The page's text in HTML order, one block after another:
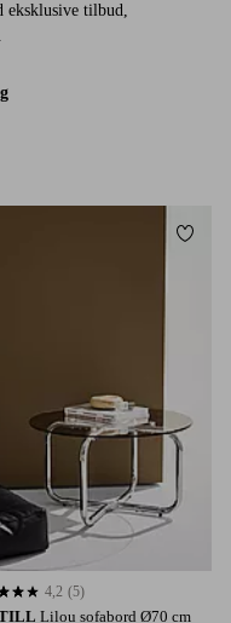
eksklusive tilbud,
Lilou sofabord Ø70 cm
på 5 karaktergivninger
4,2 (5)
Legg